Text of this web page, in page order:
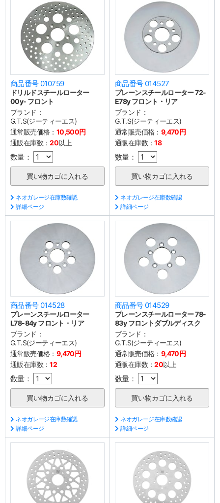
商品番号 010759
ドリルドスチールローター
00y- フロント
ブランド：
G.T.S(ジーティーエス)
通常販売価格： 10,500円
通販在庫数：20以上
数量：
ネオガレージ在庫数確認
詳細ページ
商品番号 014527
プレーンスチールローター 72-
E78y フロント・リア
ブランド：
G.T.S(ジーティーエス)
通常販売価格： 9,470円
通販在庫数：18
数量：
ネオガレージ在庫数確認
詳細ページ
商品番号 014528
プレーンスチールローター
L78-84y フロント・リア
ブランド：
G.T.S(ジーティーエス)
通常販売価格： 9,470円
通販在庫数：12
数量：
ネオガレージ在庫数確認
詳細ページ
商品番号 014529
プレーンスチールローター 78-
83y フロントダブルディスク
ブランド：
G.T.S(ジーティーエス)
通常販売価格： 9,470円
通販在庫数：20以上
数量：
ネオガレージ在庫数確認
詳細ページ